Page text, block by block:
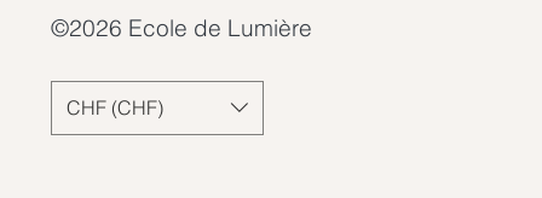
©2026 Ecole de Lumière
CHF (CHF)